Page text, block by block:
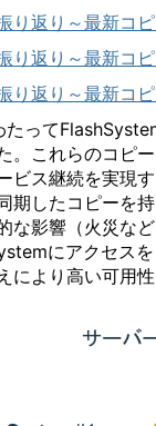
り返り～最新コ
り返り～最新コ
り返り～最新コ
たって
。これらのコピ
ビス継続を実現
期したコピーを
な影響（火災な
にアクセス
により高い可用